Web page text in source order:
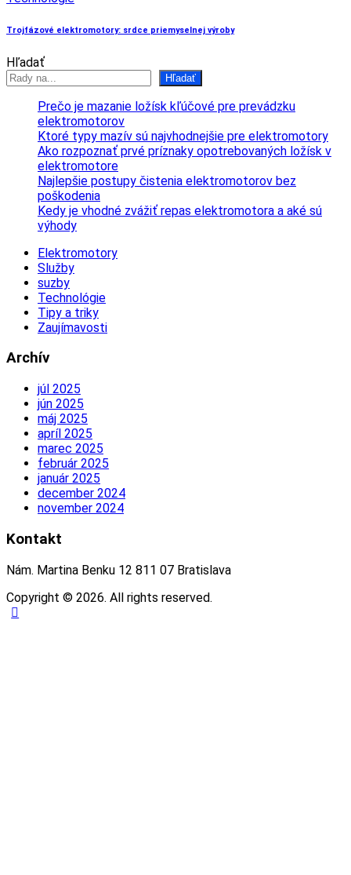
Trojfázové elektromotory: srdce priemyselnej výroby
Hľadať
Hľadať
Prečo je mazanie ložísk kľúčové pre prevádzku
elektromotorov
Ktoré typy mazív sú najvhodnejšie pre elektromotory
Ako rozpoznať prvé príznaky opotrebovaných ložísk v
elektromotore
Najlepšie postupy čistenia elektromotorov bez
poškodenia
Kedy je vhodné zvážiť repas elektromotora a aké sú
výhody
Elektromotory
Služby
suzby
Technológie
Tipy a triky
Zaujímavosti
Archív
júl 2025
jún 2025
máj 2025
apríl 2025
marec 2025
február 2025
január 2025
december 2024
november 2024
Kontakt
Nám. Martina Benku 12 811 07 Bratislava
Copyright © 2026. All rights reserved.